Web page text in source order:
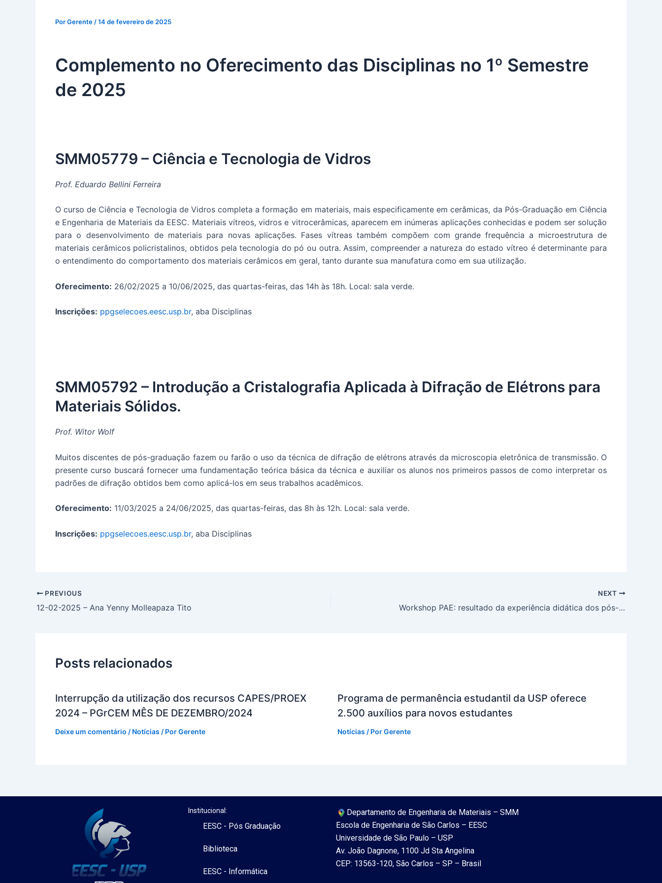
PorGerente /14 de fevereiro de 2025
Complemento no Oferecimento das Disciplinas no 1º Semestre
de 2025
SMM05779 – Ciência e Tecnologia de Vidros
Prof. Eduardo Bellini Ferreira
O curso de Ciência e Tecnologia de Vidros completa a formação em materiais, mais especificamente em cerâmicas, da Pós-Graduação em Ciência
e Engenharia de Materiais da EESC. Materiais vítreos, vidros e vitrocerâmicas, aparecem em inúmeras aplicações conhecidas e podem ser solução
para o desenvolvimento de materiais para novas aplicações. Fases vítreas também compõem com grande frequência a microestrutura de
materiais cerâmicos policristalinos, obtidos pela tecnologia do pó ou outra. Assim, compreender a natureza do estado vítreo é determinante para
o entendimento do comportamento dos materiais cerâmicos em geral, tanto durante sua manufatura como em sua utilização.
Oferecimento: 26/02/2025 a 10/06/2025, das quartas-feiras, das 14h às 18h. Local: sala verde.
Inscrições: ppgselecoes.eesc.usp.br, aba Disciplinas
SMM05792 – Introdução a Cristalografia Aplicada à Difração de Elétrons para
Materiais Sólidos.
Prof. Witor Wolf
Muitos discentes de pós-graduação fazem ou farão o uso da técnica de difração de elétrons através da microscopia eletrônica de transmissão. O
presente curso buscará fornecer uma fundamentação teórica básica da técnica e auxiliar os alunos nos primeiros passos de como interpretar os
padrões de difração obtidos bem como aplicá-los em seus trabalhos acadêmicos.
Oferecimento: 11/03/2025 a 24/06/2025, das quartas-feiras, das 8h às 12h. Local: sala verde.
Inscrições: ppgselecoes.eesc.usp.br, aba Disciplinas
PREVIOUS
12-02-2025 – Ana Yenny Molleapaza Tito
NEXT
Workshop PAE: resultado da experiência didática dos pós-graduandos
Posts relacionados
Interrupção da utilização dos recursos CAPES/PROEX
2024 – PGrCEM MÊS DE DEZEMBRO/2024
Deixe um comentário / Notícias / PorGerente
Programa de permanência estudantil da USP oferece
2.500 auxílios para novos estudantes
Notícias / PorGerente
Institucional:
EESC - Pós Graduação
Biblioteca
EESC - Informática
Departamento de Engenharia de Materiais – SMM
Escola de Engenharia de São Carlos – EESC
Universidade de São Paulo – USP
Av. João Dagnone, 1100 Jd Sta Angelina
CEP: 13563-120, São Carlos – SP – Brasil